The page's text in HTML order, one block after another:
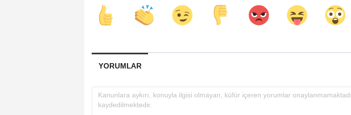
YORUMLAR